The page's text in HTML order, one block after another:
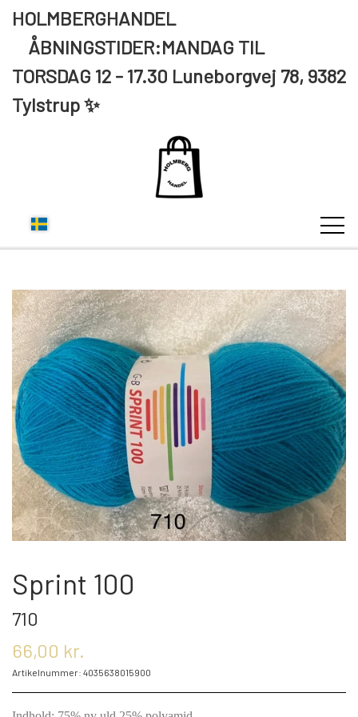
HOLMBERGHANDEL
ÅBNINGSTIDER:MANDAG TIL
TORSDAG 12 - 17.30 Luneborgvej 78, 9382
Tylstrup ✨
KUNDE LOGIN
OM OS
KONTAKT OS
MARKEDER
KATEGORIER
Sprint 100
710
66,00 kr.
Artikelnummer: 4035638015900